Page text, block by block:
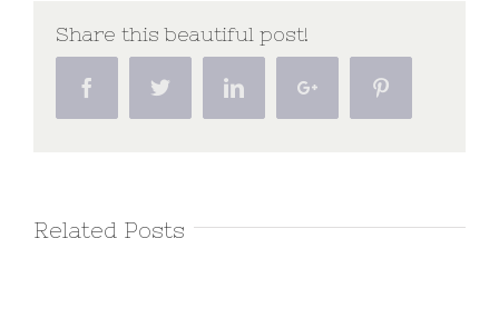
Share this beautiful post!
Facebook Twitter LinkedinGoogle+
Related Posts